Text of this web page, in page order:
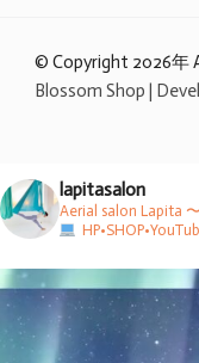
© Copyright 2026年
Blossom Shop |
lapitasalon
Aerial salon Lapita